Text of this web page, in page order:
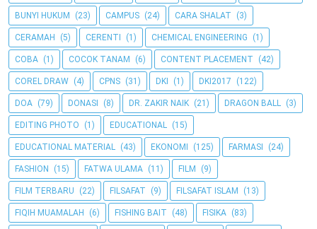
BUNYI HUKUM (23) CAMPUS (24) CARA SHALAT (3)
CERAMAH (5) CERENTI (1) CHEMICAL ENGINEERING (1)
COBA (1) COCOK TANAM (6) CONTENT PLACEMENT (42)
COREL DRAW (4) CPNS (31) DKI (1) DKI2017 (122)
DOA (79) DONASI (8) DR. ZAKIR NAIK (21) DRAGON BALL (3)
EDITING PHOTO (1) EDUCATIONAL (15)
EDUCATIONAL MATERIAL (43) EKONOMI (125) FARMASI (24)
FASHION (15) FATWA ULAMA (11) FILM (9)
FILM TERBARU (22) FILSAFAT (9) FILSAFAT ISLAM (13)
FIQIH MUAMALAH (6) FISHING BAIT (48) FISIKA (83)